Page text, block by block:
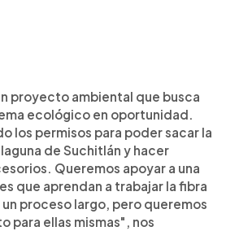
proyecto ambiental que busca
ecológico en oportunidad.
los permisos para poder sacar la
de Suchitlán y hacer
Queremos apoyar a una
que aprendan a trabajar la fibra
proceso largo, pero queremos
para ellas mismas", nos